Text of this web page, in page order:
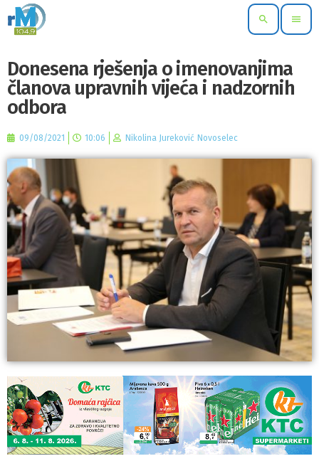
search menu
Donesena rješenja o imenovanjima
članova upravnih vijeća i nadzornih
odbora
09/08/2021 10:06 Nikolina Jureković Novoselec